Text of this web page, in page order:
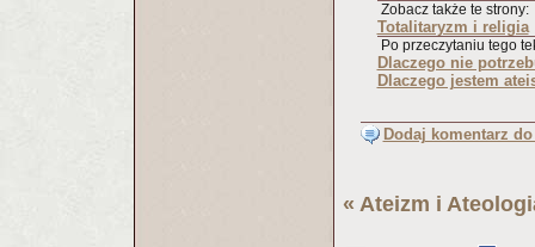
Zobacz także te strony:
Totalitaryzm i religia
Po przeczytaniu tego
Dlaczego nie
Dlaczego jestem
Dodaj komentarz
« Ateizm i